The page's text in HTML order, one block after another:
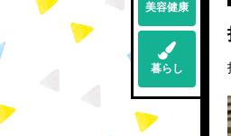
美容健康
暮らし